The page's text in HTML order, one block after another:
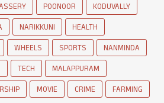
POONOOR
KODUVALLY
NARIKKUNI
HEALTH
WHEELS SPORTS
NANMINDA
TECH
MALAPPURAM
MOVIE CRIME
FARMING